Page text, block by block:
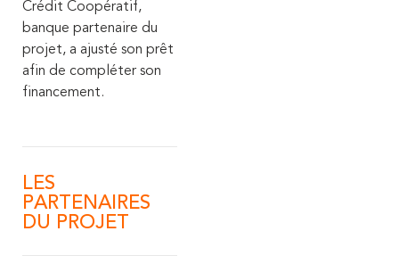
Crédit Coopératif,
banque partenaire du
projet, a ajusté son prêt
afin de compléter son
financement.
LES
PARTENAIRES
DU PROJET